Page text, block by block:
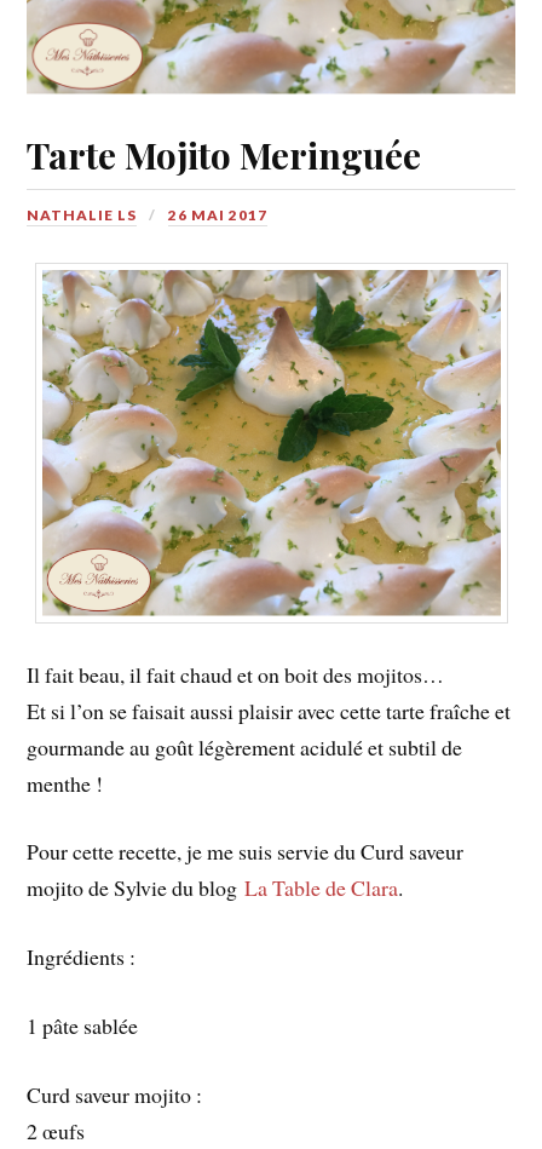
Tarte Mojito Meringuée
NATHALIE LS 26 MAI 2017
Il fait beau, il fait chaud et on boit des mojitos…
Et si l’on se faisait aussi plaisir avec cette tarte fraîche et
gourmande au goût légèrement acidulé et subtil de
menthe !
Pour cette recette, je me suis servie du Curd saveur
mojito de Sylvie du blogLa Table de Clara.
Ingrédients :
1 pâte sablée
Curd saveur mojito :
2 œufs